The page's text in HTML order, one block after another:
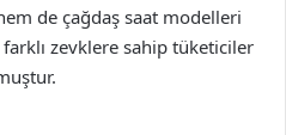
de çağdaş saat modelleri
zevklere sahip tüketiciler